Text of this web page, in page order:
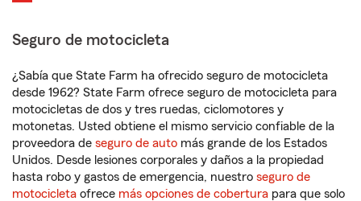
Seguro de motocicleta
¿Sabía que State Farm ha ofrecido seguro de motocicleta
desde 1962? State Farm ofrece seguro de motocicleta para
motocicletas de dos y tres ruedas, ciclomotores y
motonetas. Usted obtiene el mismo servicio confiable de la
proveedora de seguro de auto más grande de los Estados
Unidos. Desde lesiones corporales y daños a la propiedad
hasta robo y gastos de emergencia, nuestro seguro de
motocicleta ofrece más opciones de cobertura para que solo